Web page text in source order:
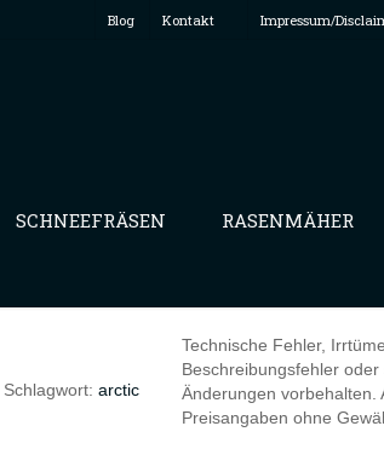
Blog Kontakt Impressum/
SCHNEEFRÄSEN RASENMÄHER
Schlagwort: arctic
Technische Fehler,
Beschreibungsfehler oder
Änderungen vorbehalten.
Preisangaben ohne